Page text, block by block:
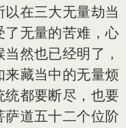
在三大无量劫当
了无量的苦难，心
然也已经明了，
来藏当中的无量烦
都要断尽，也要
道五十二个位阶